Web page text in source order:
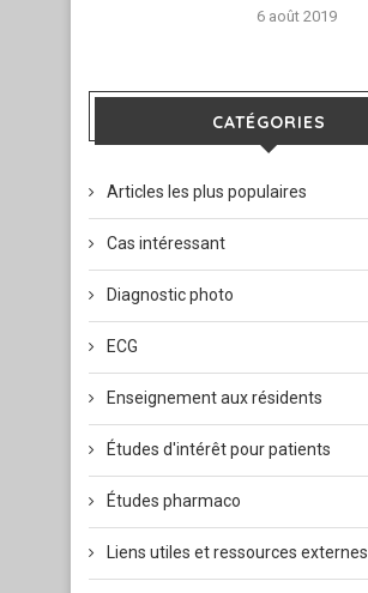
6 août 2019
CATÉGORIES
Articles les plus populaires
Cas intéressant
Diagnostic photo
ECG
Enseignement aux résidents
Études d'intérêt pour patients
Études pharmaco
Liens utiles et ressources externes